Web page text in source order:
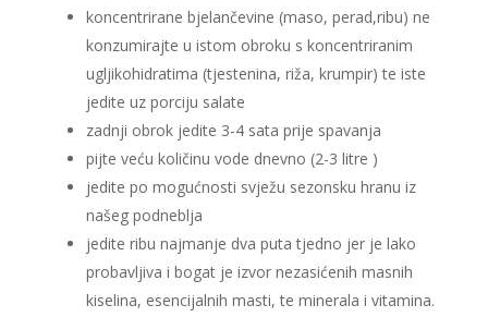
koncentrirane bjelančevine (maso, perad,ribu) ne
konzumirajte u istom obroku s koncentriranim
ugljikohidratima (tjestenina, riža, krumpir) te iste
jedite uz porciju salate
zadnji obrok jedite 3-4 sata prije spavanja
pijte veću količinu vode dnevno (2-3 litre )
jedite po mogućnosti svježu sezonsku hranu iz
našeg podneblja
jedite ribu najmanje dva puta tjedno jer je lako
probavljiva i bogat je izvor nezasićenih masnih
kiselina, esencijalnih masti, te minerala i vitamina.